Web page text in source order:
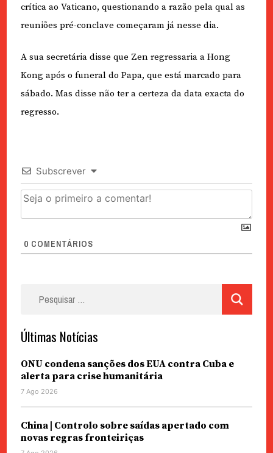
crítica ao Vaticano, questionando a razão pela qual as
reuniões pré-conclave começaram já nesse dia.
A sua secretária disse que Zen regressaria a Hong
Kong após o funeral do Papa, que está marcado para
sábado. Mas disse não ter a certeza da data exacta do
regresso.
Subscrever
0 COMENTÁRIOS
Últimas Notícias
ONU condena sanções dos EUA contra Cuba e
alerta para crise humanitária
7 Ago 2026
China | Controlo sobre saídas apertado com
novas regras fronteiriças